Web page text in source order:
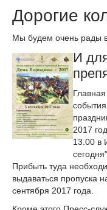
Дорогие
Мы будем очень рады
И
события
2017
13.00 в
Прибыть туда
выдаваться пропуска
сентября 2017 года.